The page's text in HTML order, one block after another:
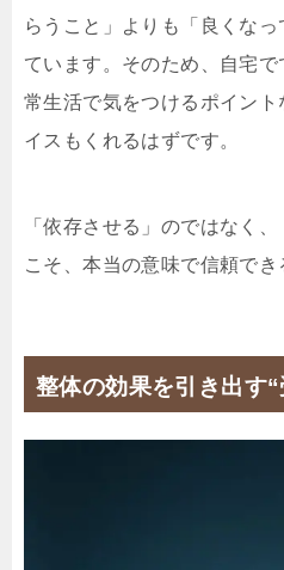
らうこと」よりも「良くな
ています。そのため、自宅
常生活で気をつけるポイン
イスもくれるはずです。
「依存させる」のではなく
こそ、本当の意味で信頼でき
整体の効果を引き出す